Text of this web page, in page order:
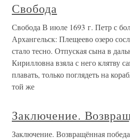
Свобода
Свобода В июле 1693 г. Петр с
Архангельск: Плещеево озеро
стало тесно. Отпуская сына в
Кирилловна взяла с него клятву
плавать, только поглядеть на
той же
Заключение.
Заключение. Возвращённая